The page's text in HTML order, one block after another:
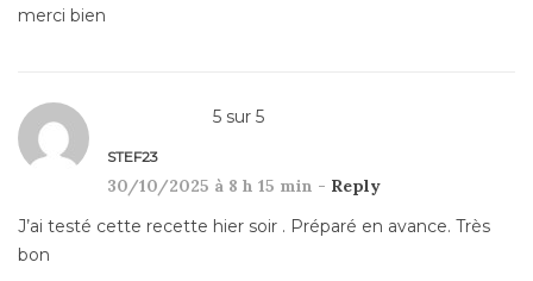
merci bien
5 sur 5
STEF23
30/10/2025 à 8 h 15 min - Reply
J’ai testé cette recette hier soir . Préparé en avance. Très
bon